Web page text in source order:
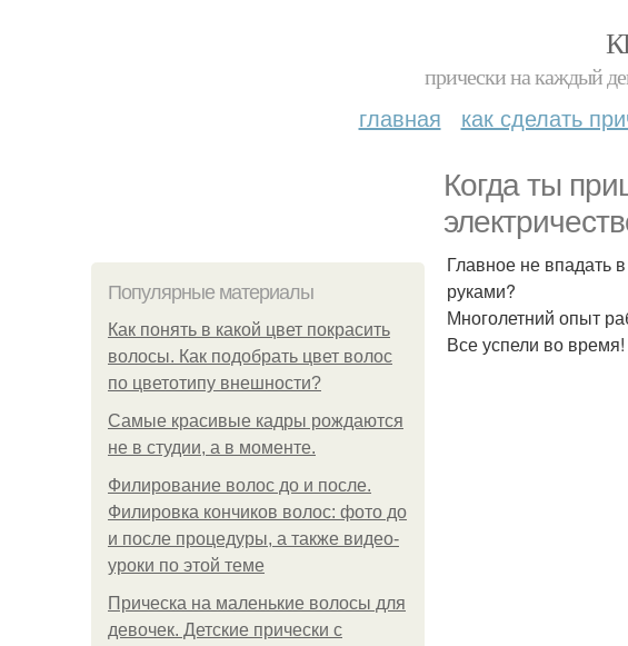
прически на каждый
главная как сделать
Когда ты
Популярные материалы
Как понять в какой цвет покрасить
волосы. Как подобрать цвет волос
по цветотипу внешности?
Самые красивые кадры рождаются
не в студии, а в моменте.
Филирование волос до и после.
Филировка кончиков волос: фото до
и после процедуры, а также видео-
уроки по этой теме
Прическа на маленькие волосы для
девочек. Детские прически с
Главное не впадать
руками?
Многолетний опыт
Все успели во